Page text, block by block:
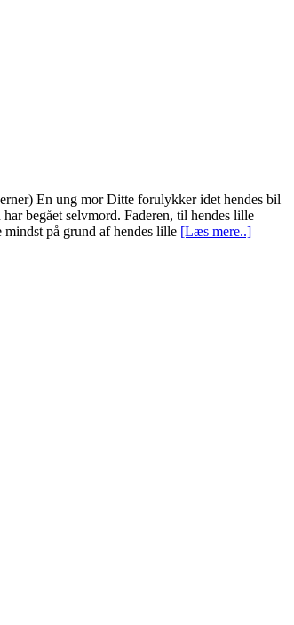
En ung mor Ditte forulykker idet hendes bil
begået selvmord. Faderen, til hendes lille
på grund af hendes lille [Læs mere..]